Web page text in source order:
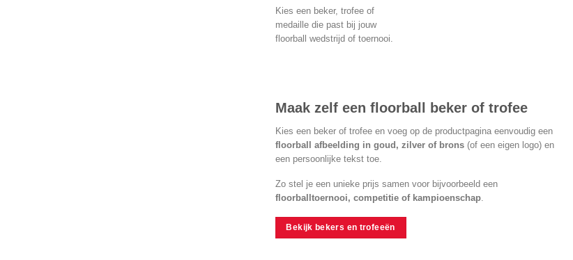
Kies een beker, trofee of
medaille die past bij jouw
floorball wedstrijd of toernooi.
Maak zelf een floorball beker of trofee
Kies een beker of trofee en voeg op de productpagina eenvoudig een
floorball afbeelding in goud, zilver of brons(of een eigen logo) en
een persoonlijke tekst toe.
Zo stel je een unieke prijs samen voor bijvoorbeeld een
floorballtoernooi, competitie of kampioenschap.
Bekijk bekers en trofeeën